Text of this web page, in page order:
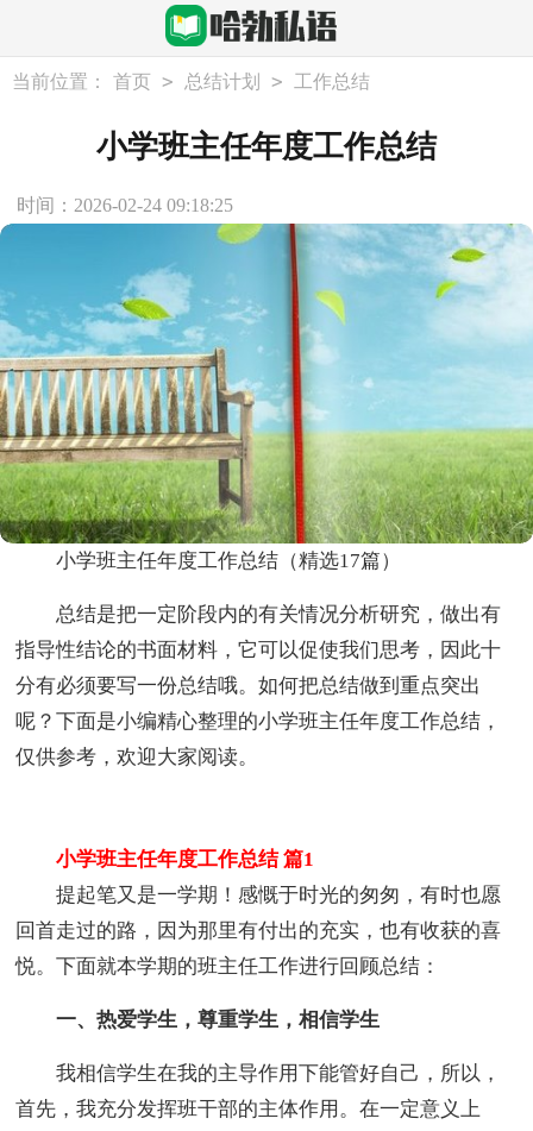
当前位置： 首页 > 总结计划 > 工作总结
小学班主任年度工作总结
时间：2026-02-24 09:18:25
小学班主任年度工作总结（精选17篇）
总结是把一定阶段内的有关情况分析研究，做出有
指导性结论的书面材料，它可以促使我们思考，因此十
分有必须要写一份总结哦。如何把总结做到重点突出
呢？下面是小编精心整理的小学班主任年度工作总结，
仅供参考，欢迎大家阅读。
小学班主任年度工作总结 篇1
提起笔又是一学期！感慨于时光的匆匆，有时也愿
回首走过的路，因为那里有付出的充实，也有收获的喜
悦。下面就本学期的班主任工作进行回顾总结：
一、热爱学生，尊重学生，相信学生
我相信学生在我的主导作用下能管好自己，所以，
首先，我充分发挥班干部的主体作用。在一定意义上